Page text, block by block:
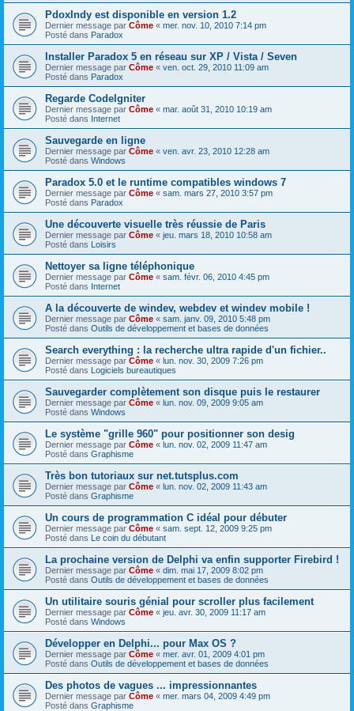
PdoxIndy est disponible en version 1.2
Dernier message par Côme « mer. nov. 10, 2010 7:14 pm
Posté dans Paradox
Installer Paradox 5 en réseau sur XP / Vista / Seven
Dernier message par Côme « ven. oct. 29, 2010 11:09 am
Posté dans Paradox
Regarde CodeIgniter
Dernier message par Côme « mar. août 31, 2010 10:19 am
Posté dans Internet
Sauvegarde en ligne
Dernier message par Côme « ven. avr. 23, 2010 12:28 am
Posté dans Windows
Paradox 5.0 et le runtime compatibles windows 7
Dernier message par Côme « sam. mars 27, 2010 3:57 pm
Posté dans Paradox
Une découverte visuelle très réussie de Paris
Dernier message par Côme « jeu. mars 18, 2010 10:58 am
Posté dans Loisirs
Nettoyer sa ligne téléphonique
Dernier message par Côme « sam. févr. 06, 2010 4:45 pm
Posté dans Internet
A la découverte de windev, webdev et windev mobile !
Dernier message par Côme « sam. janv. 09, 2010 5:48 pm
Posté dans Outils de développement et bases de données
Search everything : la recherche ultra rapide d'un fichier..
Dernier message par Côme « lun. nov. 30, 2009 7:26 pm
Posté dans Logiciels bureautiques
Sauvegarder complètement son disque puis le restaurer
Dernier message par Côme « lun. nov. 09, 2009 9:05 am
Posté dans Windows
Le système "grille 960" pour positionner son desig
Dernier message par Côme « lun. nov. 02, 2009 11:47 am
Posté dans Graphisme
Très bon tutoriaux sur net.tutsplus.com
Dernier message par Côme « lun. nov. 02, 2009 11:43 am
Posté dans Graphisme
Un cours de programmation C idéal pour débuter
Dernier message par Côme « sam. sept. 12, 2009 9:25 pm
Posté dans Le coin du débutant
La prochaine version de Delphi va enfin supporter Firebird !
Dernier message par Côme « dim. mai 17, 2009 8:02 pm
Posté dans Outils de développement et bases de données
Un utilitaire souris génial pour scroller plus facilement
Dernier message par Côme « jeu. avr. 30, 2009 11:17 am
Posté dans Windows
Développer en Delphi... pour Max OS ?
Dernier message par Côme « mer. avr. 01, 2009 4:01 pm
Posté dans Outils de développement et bases de données
Des photos de vagues ... impressionnantes
Dernier message par Côme « mer. mars 04, 2009 4:49 pm
Posté dans Graphisme